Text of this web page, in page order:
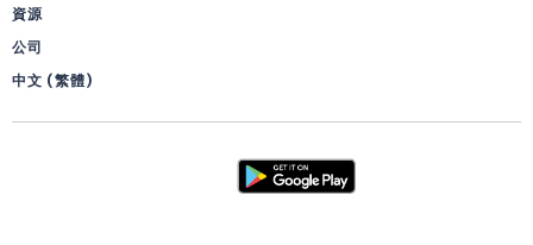
資源
公司
中文 (繁體)